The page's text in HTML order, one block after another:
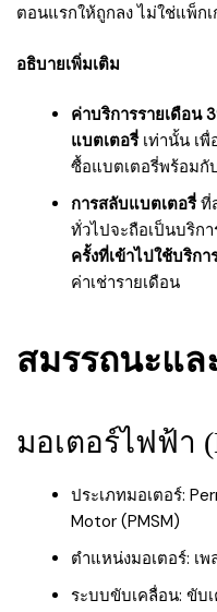
ตอนแรกให้ถูกลง ไม่ใช่แพ็ก
อธิบายเพิ่มเติม
ค่าบริการรายเดือน
แบตเตอรี่เท่านั้น เพื่
ซื้อแบตเตอรี่พร้อมกั
การสลับแบตเตอรี่ที่
ทั่วไปจะถือเป็นบริก
ครั้งที่เข้าไปใช้บริกา
ค่าเช่ารายเดือน
สมรรถนะแล
มอเตอร์ไฟฟ้า
ประเภทมอเตอร์:
Motor (PMSM)
ตำแหน่งมอเตอร์: เ
ระบบขับเคลื่อน: ขับ